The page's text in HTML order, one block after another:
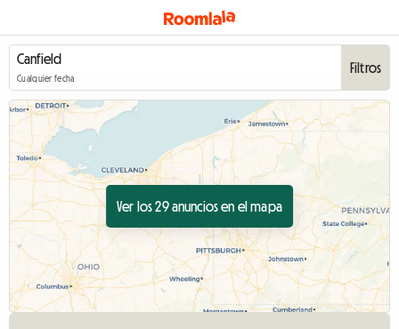
Cualquier fecha
Filtros
Ver los 29 anuncios en el mapa